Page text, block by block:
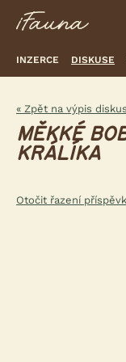
INZERCE DISKUSE
« Zpět na výpis
MĚKKÉ
KRÁLÍKA
Otočit řazení